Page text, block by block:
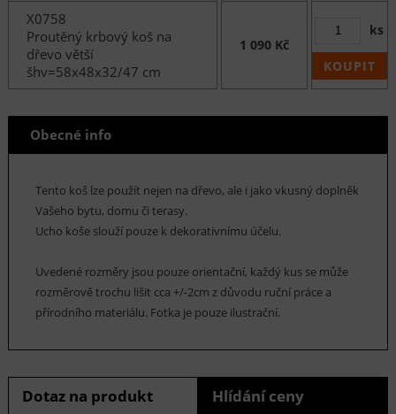
X0758
Proutěný krbový koš na
dřevo větší
šhv=58x48x32/47 cm
1 090 Kč
ks
KOUPIT
Obecné info
Tento koš lze použít nejen na dřevo, ale i jako vkusný doplněk
Vašeho bytu, domu či terasy.
Ucho koše slouží pouze k dekorativnímu účelu.
Uvedené rozměry jsou pouze orientační, každý kus se může
rozměrově trochu lišit cca +/-2cm z důvodu ruční práce a
přírodního materiálu. Fotka je pouze ilustrační.
Dotaz na produkt Hlídání ceny